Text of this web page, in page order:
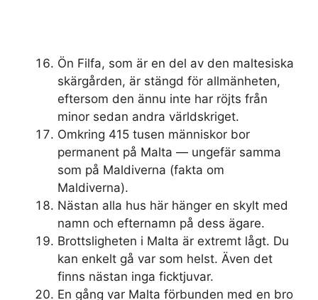
Ön Filfa, som är en del av den maltesiska
skärgården, är stängd för allmänheten,
eftersom den ännu inte har röjts från
minor sedan andra världskriget.
Omkring 415 tusen människor bor
permanent på Malta — ungefär samma
som på Maldiverna (fakta om
Maldiverna).
Nästan alla hus här hänger en skylt med
namn och efternamn på dess ägare.
Brottsligheten i Malta är extremt lågt. Du
kan enkelt gå var som helst. Även det
finns nästan inga ficktjuvar.
En gång var Malta förbunden med en bro